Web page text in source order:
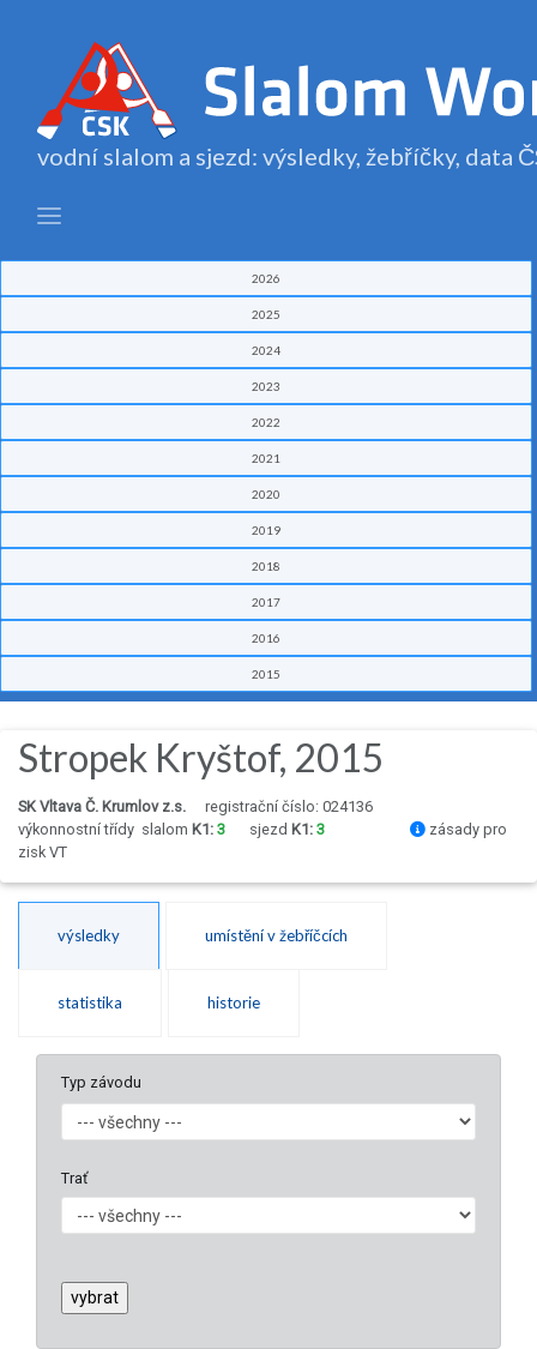
vodní slalom a sjezd: výsledky, žebříčky, data
2026
2025
2024
2023
2022
2021
2020
2019
2018
2017
2016
2015
Stropek Kryštof, 2015
SK Vltava Č. Krumlov z.s.
registrační číslo: 024136
výkonnostní třídy slalom K1: 3 sjezd K1: 3
zásady pro
zisk VT
výsledky umístění v žebříčcích
statistika historie
Typ závodu
Trať